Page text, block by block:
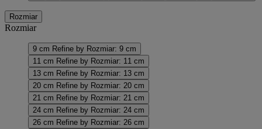
Rozmiar
Rozmiar
9 cm Refine by Rozmiar: 9 cm
11 cm Refine by Rozmiar: 11 cm
13 cm Refine by Rozmiar: 13 cm
20 cm Refine by Rozmiar: 20 cm
21 cm Refine by Rozmiar: 21 cm
24 cm Refine by Rozmiar: 24 cm
26 cm Refine by Rozmiar: 26 cm